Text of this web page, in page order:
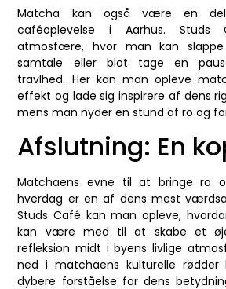
Matcha kan også være en
caféoplevelse i Aarhus.
atmosfære, hvor man kan
samtale eller blot tage en
travlhed. Her kan man opleve
effekt og lade sig inspirere af dens
mens man nyder en stund af ro og
Afslutning: En
Matchaens evne til at bringe ro
hverdag er en af dens mest
Studs Café kan man opleve,
kan være med til at skabe et
refleksion midt i byens livlige
ned i matchaens kulturelle
dybere forståelse for dens